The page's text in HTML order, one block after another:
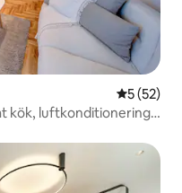
5 av 5 i
5 (52)
kök, luftkonditionering,